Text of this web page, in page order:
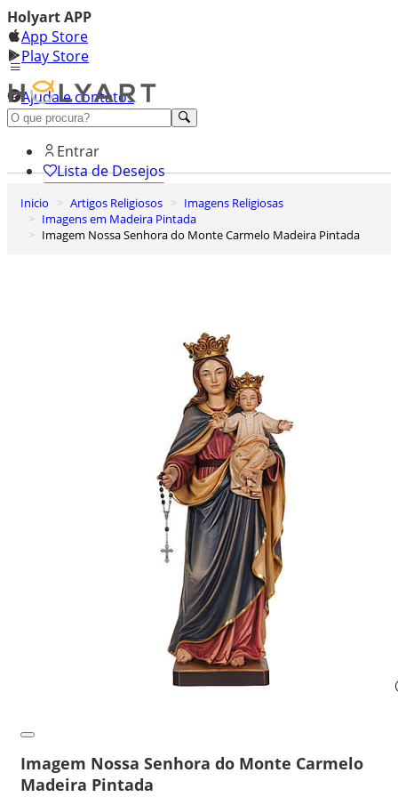
Holyart APP
App Store
Play Store
Ajuda e contatos
Conheça premium
Entrar
Lista de Desejos
0
Carrinho de Compras
Inicio Artigos Religiosos
Imagens Religiosas
Imagens em Madeira Pintada
Imagem Nossa Senhora do Monte Carmelo Madeira Pintada
Imagem Nossa Senhora do Monte Carmelo
Madeira Pintada